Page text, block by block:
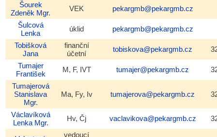
Šourek
Zdeněk Mgr.
VEK
pekargmb@pekargmb.cz
Šulcová
Lenka
úklid
pekargmb@pekargmb.cz
Tobišková
Jana
finanční
účetní
tobiskova@pekargmb.cz
Tumajer
František
M, F, IVT tumajer@pekargmb.cz
Tumajerová
Stanislava
Mgr.
Ma, Fy, Iv tumajerova@pekargmb.cz
Václavíková
Lenka Mgr.
Hv, Čj vaclavikova@pekargmb.cz
vedoucí